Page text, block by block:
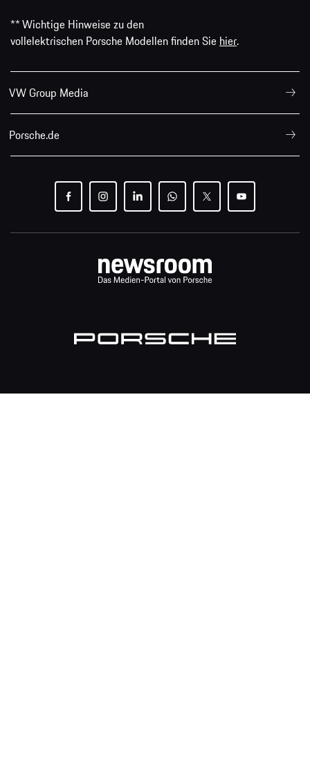
** Wichtige Hinweise zu den
vollelektrischen Porsche Modellen finden Sie hier.
VW Group Media
Porsche.de